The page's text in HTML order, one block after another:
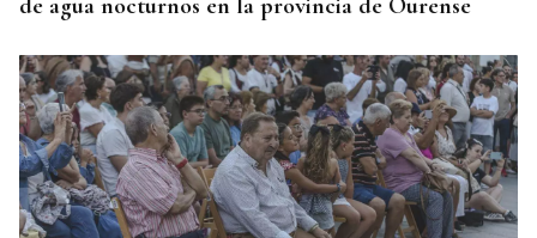
de agua nocturnos en la provincia de Ourense